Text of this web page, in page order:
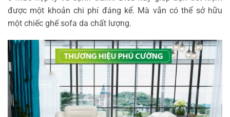
được một khoản chi phí đáng kể. Mà vẫn có thể sở hữu
một chiếc ghế sofa da chất lượng.